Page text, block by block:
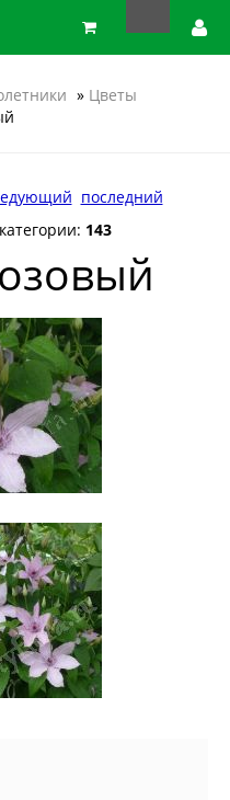
» Цветы
последний
143